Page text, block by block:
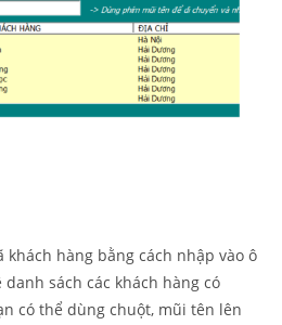
khách hàng bằng cách nhập vào ô
danh sách các khách hàng có
có thể dùng chuột, mũi tên lên